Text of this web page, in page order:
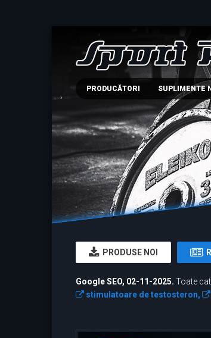
PRODUCĂTORI SUPLIMENTE
PRODUSE NOI
Google SEO, 02-11-2025. Toate
stimulatoare de testosteron,